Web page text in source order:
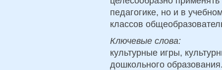
педагогике, но и в
классов
Ключевые слова:
культурные игры,
дошкольного